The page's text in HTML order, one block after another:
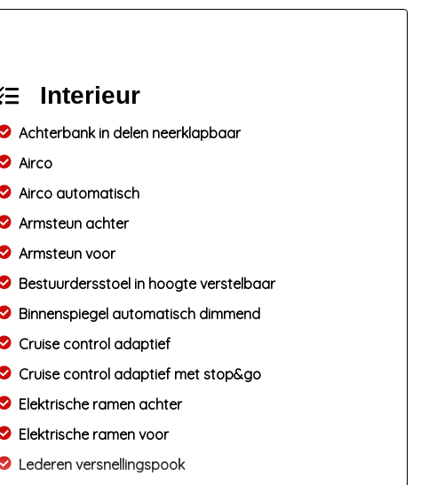
Interieur
Achterbank in delen neerklapbaar
Airco
Airco automatisch
Armsteun achter
Armsteun voor
Bestuurdersstoel in hoogte verstelbaar
Binnenspiegel automatisch dimmend
Cruise control adaptief
Cruise control adaptief met stop&go
Elektrische ramen achter
Elektrische ramen voor
Lederen versnellingspook